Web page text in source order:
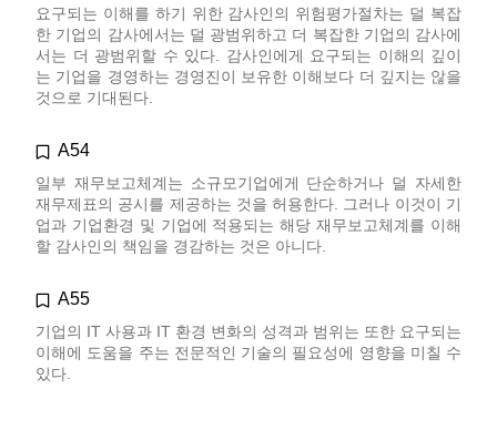
요구되는 이해를 하기 위한 감사인의 위험평가절차는 덜 복잡
한 기업의 감사에서는 덜 광범위하고 더 복잡한 기업의 감사에
서는 더 광범위할 수 있다. 감사인에게 요구되는 이해의 깊이
는 기업을 경영하는 경영진이 보유한 이해보다 더 깊지는 않을
것으로 기대된다.
A54
일부 재무보고체계는 소규모기업에게 단순하거나 덜 자세한
재무제표의 공시를 제공하는 것을 허용한다. 그러나 이것이 기
업과 기업환경 및 기업에 적용되는 해당 재무보고체계를 이해
할 감사인의 책임을 경감하는 것은 아니다.
A55
기업의 IT 사용과 IT 환경 변화의 성격과 범위는 또한 요구되는
이해에 도움을 주는 전문적인 기술의 필요성에 영향을 미칠 수
있다.